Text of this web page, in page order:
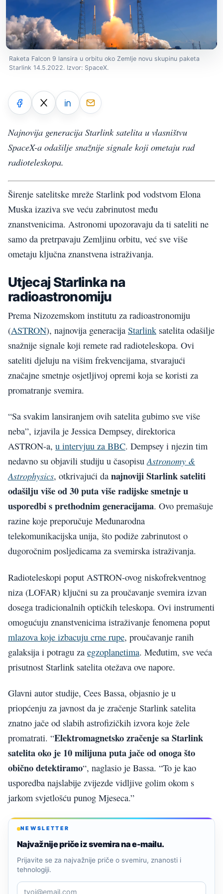
Raketa Falcon 9 lansira u orbitu oko Zemlje novu skupinu paketa
Starlink 14.5.2022. Izvor: SpaceX.
Najnovija generacija Starlink satelita u vlasništvu
SpaceX-a odašilje snažnije signale koji ometaju rad
radioteleskopa.
Širenje satelitske mreže Starlink pod vodstvom Elona
Muska izaziva sve veću zabrinutost među
znanstvenicima. Astronomi upozoravaju da ti sateliti ne
samo da pretrpavaju Zemljinu orbitu, već sve više
ometaju ključna znanstvena istraživanja.
Utjecaj Starlinka na
radioastronomiju
Prema Nizozemskom institutu za radioastronomiju
(ASTRON), najnovija generacija Starlink satelita odašilje
snažnije signale koji remete rad radioteleskopa. Ovi
sateliti djeluju na višim frekvencijama, stvarajući
značajne smetnje osjetljivoj opremi koja se koristi za
promatranje svemira.
“Sa svakim lansiranjem ovih satelita gubimo sve više
neba”, izjavila je Jessica Dempsey, direktorica
ASTRON-a, u intervjuu za BBC. Dempsey i njezin tim
nedavno su objavili studiju u časopisuAstronomy &
Astrophysics, otkrivajući da najnoviji Starlink sateliti
odašilju više od 30 puta više radijske smetnje u
usporedbi s prethodnim generacijama. Ovo premašuje
razine koje preporučuje Međunarodna
telekomunikacijska unija, što podiže zabrinutost o
dugoročnim posljedicama za svemirska istraživanja.
Radioteleskopi poput ASTRON-ovog niskofrekventnog
niza (LOFAR) ključni su za proučavanje svemira izvan
dosega tradicionalnih optičkih teleskopa. Ovi instrumenti
omogućuju znanstvenicima istraživanje fenomena poput
mlazova koje izbacuju crne rupe, proučavanje ranih
galaksija i potragu za egzoplanetima. Međutim, sve veća
prisutnost Starlink satelita otežava ove napore.
Glavni autor studije, Cees Bassa, objasnio je u
priopćenju za javnost da je zračenje Starlink satelita
znatno jače od slabih astrofizičkih izvora koje žele
promatrati. “Elektromagnetsko zračenje sa Starlink
satelita oko je 10 milijuna puta jače od onoga što
obično detektiramo“, naglasio je Bassa. “To je kao
usporedba najslabije zvijezde vidljive golim okom s
jarkom svjetlošću punog Mjeseca.”
NEWSLETTER
Najvažnije priče iz svemira na e-mailu.
Prijavite se za najvažnije priče o svemiru, znanosti i
tehnologiji.